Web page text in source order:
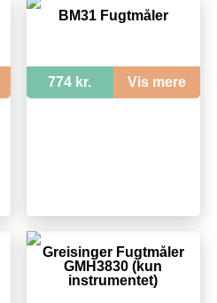
BM31 Fugtmåler
774 kr. Vis mere
Greisinger Fugtmåler
GMH3830 (kun
instrumentet)